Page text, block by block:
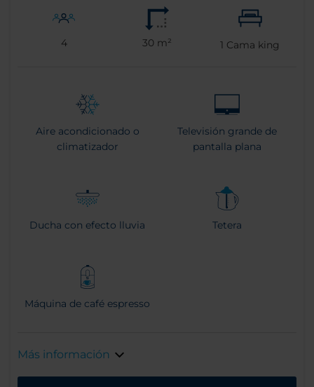
4 30 m² 1 Cama king
Aire acondicionado o
climatizador
Televisión grande de
pantalla plana
Ducha con efecto lluvia Tetera
Máquina de café espresso
Más información